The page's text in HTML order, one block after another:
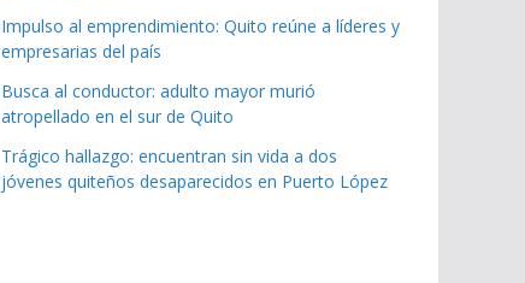
Impulso al emprendimiento: Quito reúne a líderes y
empresarias del país
Busca al conductor: adulto mayor murió
atropellado en el sur de Quito
Trágico hallazgo: encuentran sin vida a dos
jóvenes quiteños desaparecidos en Puerto López